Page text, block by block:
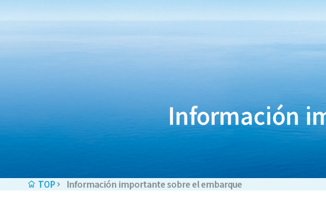
Información
TOP Información importante sobre el embarque